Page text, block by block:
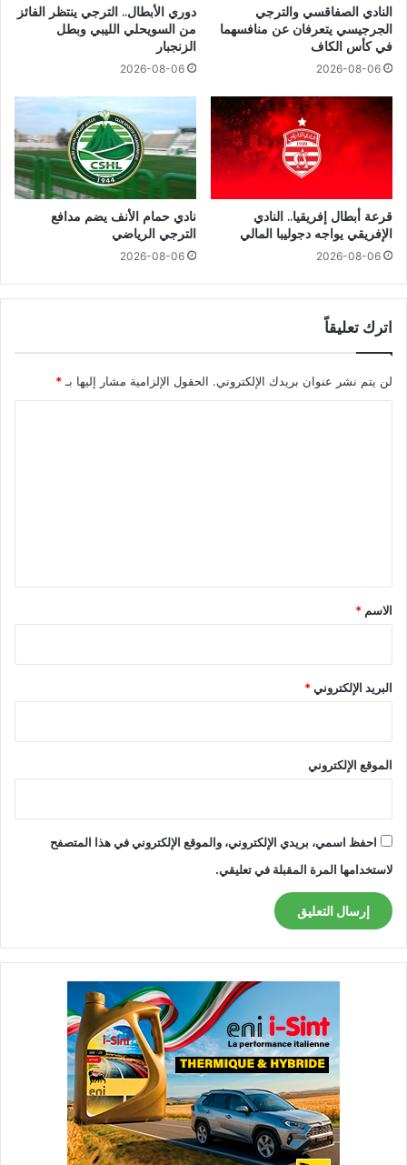
النادي الصفاقسي والترجي
الجرجيسي يتعرفان عن منافسهما
في كأس الكاف
2026-08-06
دوري الأبطال.. الترجي ينتظر الفائز
من السويحلي الليبي وبطل
الزنجبار
2026-08-06
قرعة أبطال إفريقيا.. النادي
الإفريقي يواجه دجوليبا المالي
2026-08-06
نادي حمام الأنف يضم مدافع
الترجي الرياضي
2026-08-06
اترك تعليقاً
لن يتم نشر عنوان بريدك الإلكتروني. الحقول الإلزامية مشار إليها بـ *
*
الاسم *
البريد الإلكتروني*
الموقع الإلكتروني
احفظ اسمي، بريدي الإلكتروني، والموقع الإلكتروني في هذا المتصفح
لاستخدامها المرة المقبلة في تعليقي.